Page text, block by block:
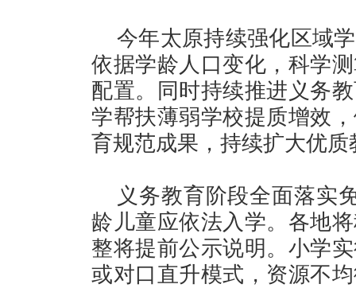
今年太原持续强化区域
依据学龄人口变化，科学
配置。同时持续推进义务
学帮扶薄弱学校提质增效
育规范成果，持续扩大优
义务教育阶段全面落实
龄儿童应依法入学。各地
整将提前公示说明。小学
或对口直升模式，资源不